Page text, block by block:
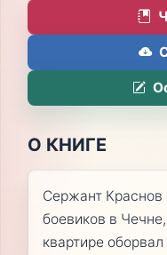
О КНИГЕ
Сержант Краснов
боевиков в
квартире